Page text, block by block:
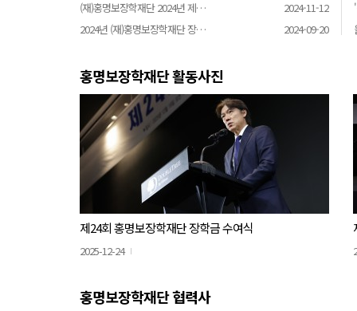
(재)홍명보장학재단 2024년 제…
2024-11-12
2024년 (재)홍명보장학재단 장…
2024-09-20
홍명보장학재단 활동사진
제24회 홍명보장학재단 장학금 수여식
2025-12-24
홍명보장학재단 협력사